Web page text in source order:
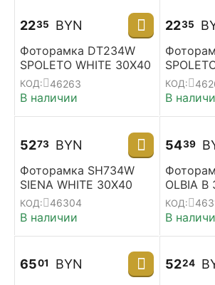
2235 BYN
Фоторамка DT234W
SPOLETO WHITE 30X40
КОД: 46263
В наличии
2235
КОД:
В
5273 BYN
Фоторамка SH734W
SIENA WHITE 30X40
КОД: 46304
В наличии
5439
OLBIA B
КОД:
В
6501 BYN 5224